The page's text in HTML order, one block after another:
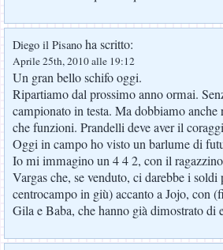
Diego il Pisano ha scritto:
Aprile 25th, 2010 alle 19:12
Un gran bello schifo oggi.
Ripartiamo dal prossimo anno ormai.
campionato in testa. Ma dobbiamo
che funzioni. Prandelli deve aver il
Oggi in campo ho visto un barlume di
Io mi immagino un 4 4 2, con il
Vargas che, se venduto, ci darebbe i
centrocampo in giù) accanto a Jojo, con
Gila e Baba, che hanno già dimostrato di